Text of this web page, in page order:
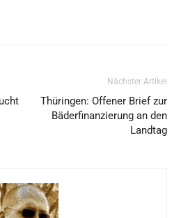
Nächster Artikel
Thüringen: Offener Brief zur
Bäderfinanzierung an den
Landtag